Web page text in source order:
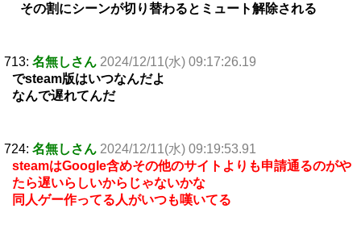
その割にシーンが切り替わるとミュート解除される
713: 名無しさん 2024/12/11(水) 09:17:26.19
でsteam版はいつなんだよ
なんで遅れてんだ
724: 名無しさん 2024/12/11(水) 09:19:53.91
steamはGoogle含めその他のサイトよりも申請通るのがや
たら遅いらしいからじゃないかな
同人ゲー作ってる人がいつも嘆いてる